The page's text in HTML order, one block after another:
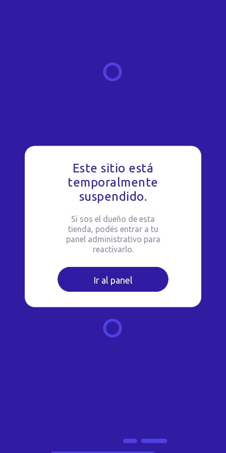
Este sitio está
temporalmente
suspendido.
Si sos el dueño de esta
tienda, podés entrar a tu
panel administrativo para
reactivarlo.
Ir al panel